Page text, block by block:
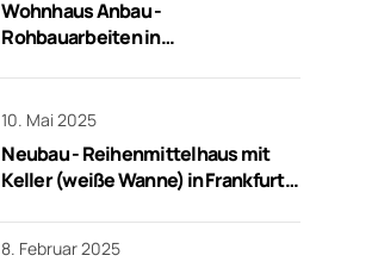
Wohnhaus Anbau -
Rohbauarbeiten in
10. Mai 2025
Neubau - Reihenmittelhaus mit
Keller (weiße Wanne) in Frankfurt -
8. Februar 2025